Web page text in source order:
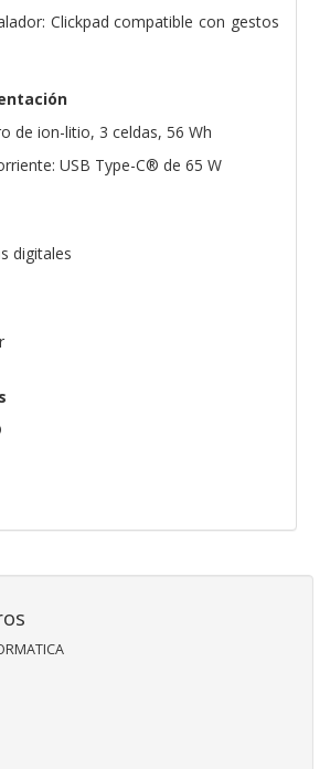
Clickpad compatible con gestos
de ion-litio, 3 celdas, 56 Wh
USB Type-C® de 65 W
digitales